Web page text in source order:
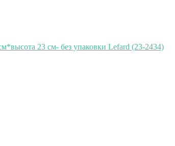
23 см- без упаковки Lefard (23-2434)